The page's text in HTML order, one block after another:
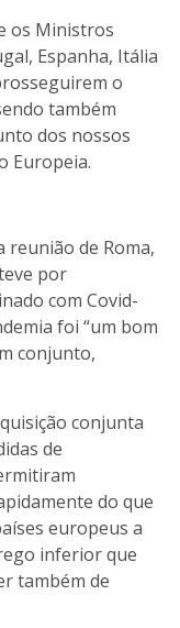
os Ministros
Espanha, Itália
o
também
dos nossos
Europeia.
reunião de Roma,
por
com Covid-
foi “um bom
conjunto,
conjunta
de
do que
europeus a
inferior que
também de